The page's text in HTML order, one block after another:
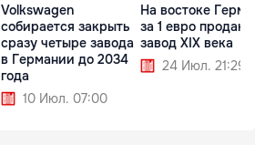
Volkswagen
собирается закрыть
сразу четыре завода
в Германии до 2034
года
10 Июл. 07:00
На востоке
за 1 евро продают
завод XIX века
24 Июл. 21:29